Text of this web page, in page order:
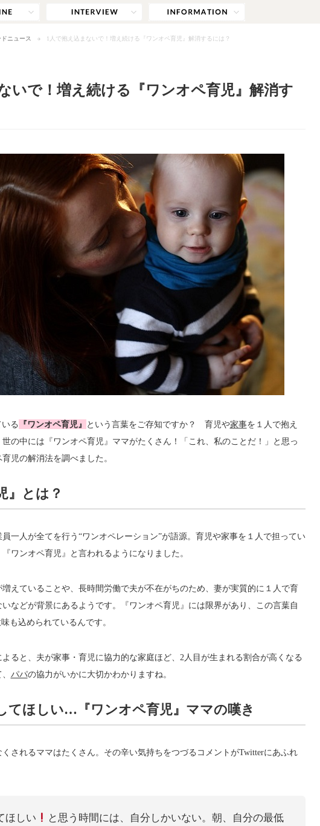
ドニュース 1人で抱え込まないで！増え続ける『ワンオペ育児』解消するには？
いで！増え続ける『ワンオペ育児』解消す
る 『ワンオペ育児』 という言葉をご存知ですか？ 育児や家事を１人で抱え
の中には『ワンオペ育児』ママがたくさん！「これ、私のことだ！」と思っ
児の解消法を調べました。
』とは？
一人が全てを行う“ワンオペレーション”が語源。育児や家事を１人で担ってい
ワンオペ育児』と言われるようになりました。
えていることや、長時間労働で夫が不在がちのため、妻が実質的に１人で育
などが背景にあるようです。『ワンオペ育児』には限界があり、この言葉自
も込められているんです。
ると、夫が家事・育児に協力的な家庭ほど、2人目が生まれる割合が高くなる
パパの協力がいかに大切かわかりますね。
てほしい…『ワンオペ育児』ママの嘆き
くされるママはたくさん。その辛い気持ちをつづるコメントがTwitterにあふれ
ほしい
と思う時間には、自分しかいない。朝、自分の最低